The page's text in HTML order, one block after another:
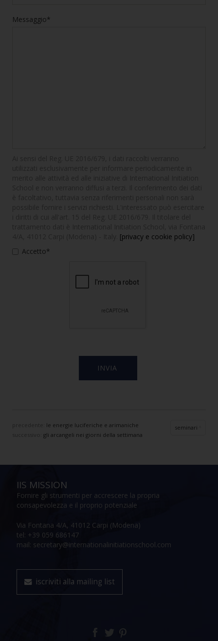
Messaggio*
[privacy e cookie policy]
Accetto*
precedente: le energie luciferiche e arimaniche
gli arcangeli nei giorni della settimana
seminari
IIS MISSION
Fornire gli strumenti per accrescere la propria
consapevolezza e il proprio potenziale
Via Fontana 4/A, 41012 Carpi (Modena)
tel: +39 059 686147
mail: secretary@internationalinitiationschool.com
iscriviti alla mailing list